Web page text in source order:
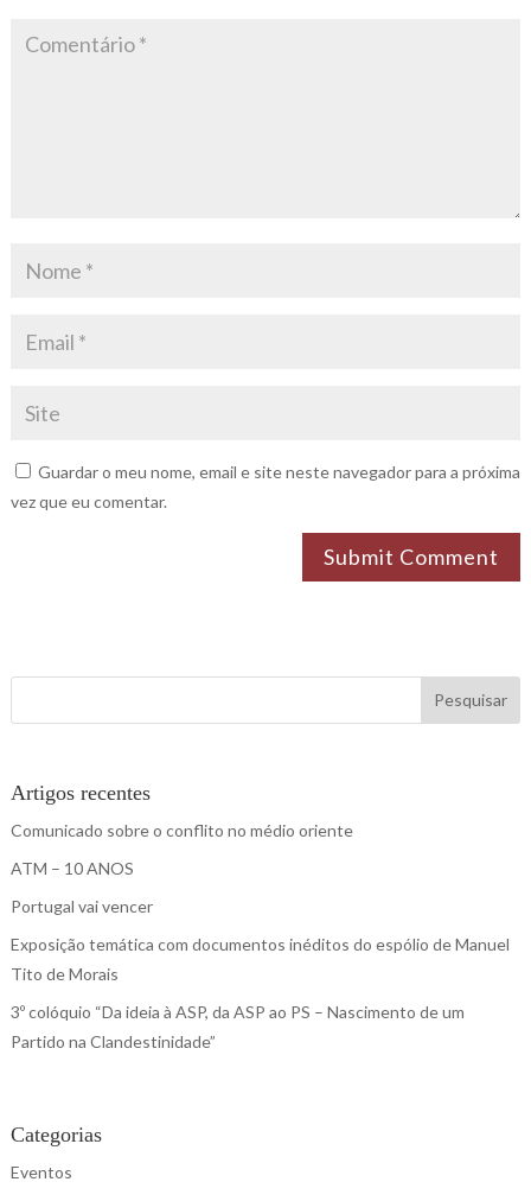
Guardar o meu nome, email e site neste navegador para a próxima
vez que eu comentar.
Submit Comment
Pesquisar
Artigos recentes
Comunicado sobre o conflito no médio oriente
ATM – 10 ANOS
Portugal vai vencer
Exposição temática com documentos inéditos do espólio de Manuel
Tito de Morais
3º colóquio “Da ideia à ASP, da ASP ao PS – Nascimento de um
Partido na Clandestinidade”
Categorias
Eventos